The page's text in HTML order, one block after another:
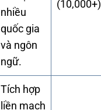
nhiều
quốc gia
và ngôn
ngữ.
(10,000+)
Tích hợp
liền mạch